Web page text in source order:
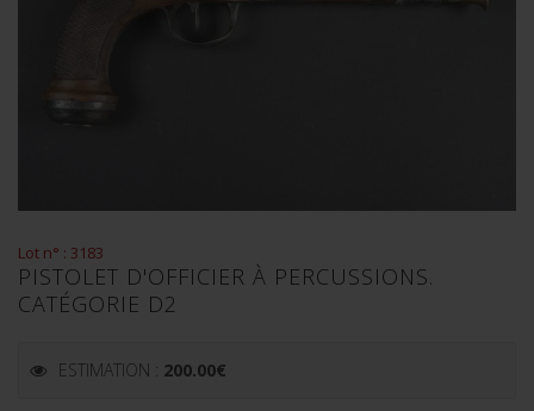
Lot n° : 3183
PISTOLET D'OFFICIER À PERCUSSIONS.
CATÉGORIE D2
ESTIMATION : 200.00€